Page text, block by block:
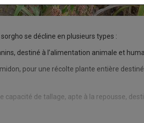
se décline en plusieurs types :
destiné à l’alimentation animale et
pour une récolte plante entière
capacité de tallage, apte à la repousse,